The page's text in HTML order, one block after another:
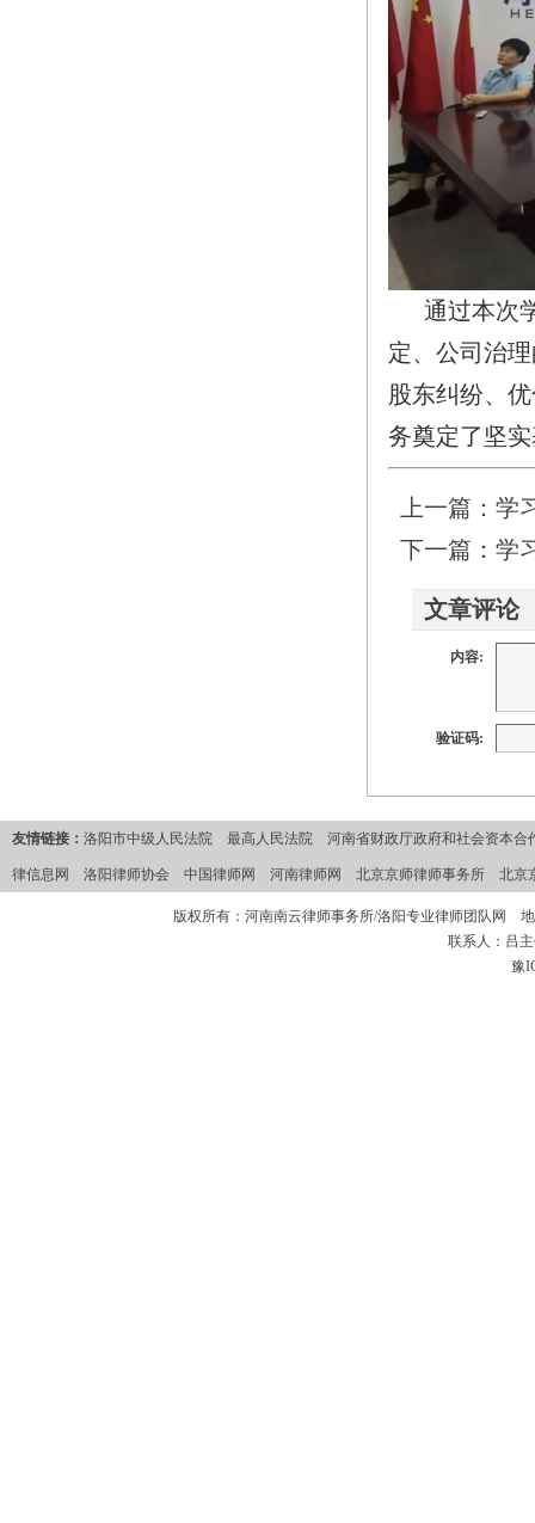
通过本次学
定、公司治
股东纠纷、
务奠定了坚
上一篇： 学
下一篇： 学
文章评论
内容:
验证码:
友情链接： 洛阳市中级人民法院 最高人民法院 河南省财政厅政府和社会资本合
律信息网 洛阳律师协会 中国律师网 河南律师网 北京京师律师事务所 北京
版权所有：河南南云律师事务所/洛阳专业律师团队网
联系人：吕
豫